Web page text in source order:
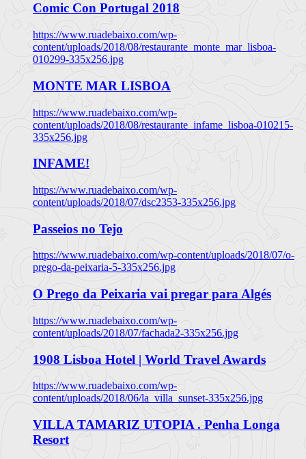
Comic Con Portugal 2018
https://www.ruadebaixo.com/wp-
content/uploads/2018/08/restaurante_monte_mar_lisboa-
010299-335x256.jpg
MONTE MAR LISBOA
https://www.ruadebaixo.com/wp-
content/uploads/2018/08/restaurante_infame_lisboa-010215-
335x256.jpg
INFAME!
https://www.ruadebaixo.com/wp-
content/uploads/2018/07/dsc2353-335x256.jpg
Passeios no Tejo
https://www.ruadebaixo.com/wp-content/uploads/2018/07/o-
prego-da-peixaria-5-335x256.jpg
O Prego da Peixaria vai pregar para Algés
https://www.ruadebaixo.com/wp-
content/uploads/2018/07/fachada2-335x256.jpg
1908 Lisboa Hotel | World Travel Awards
https://www.ruadebaixo.com/wp-
content/uploads/2018/06/la_villa_sunset-335x256.jpg
VILLA TAMARIZ UTOPIA . Penha Longa
Resort